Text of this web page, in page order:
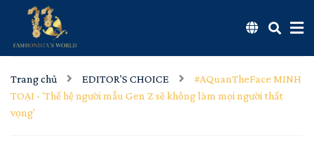
Trang chủ EDITOR'S CHOICE
#AQuanTheFace MINH
TOẠI - 'Thế hệ người mẫu Gen Z sẽ không làm mọi người thất
vọng'